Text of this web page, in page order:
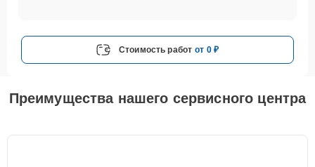
Стоимость работ от 0 ₽
Преимущества нашего сервисного центра